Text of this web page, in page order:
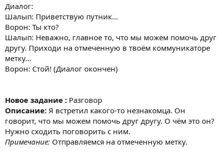
Диалог:
Шалып: Приветствую путник...
Ворон: Ты кто?
Шалып: Неважно, главное то, что мы можем помочь друг
другу. Приходи на отмеченную в твоём коммуникаторе
метку...
Ворон: Стой! (Диалог окончен)
Новое задание : Разговор
Описание: Я встретил какого-то незнакомца. Он
говорит, что мы можем помочь друг другу. О чём это он?
Нужно сходить поговорить с ним.
Примечание: Отправляемся на отмеченную метку.